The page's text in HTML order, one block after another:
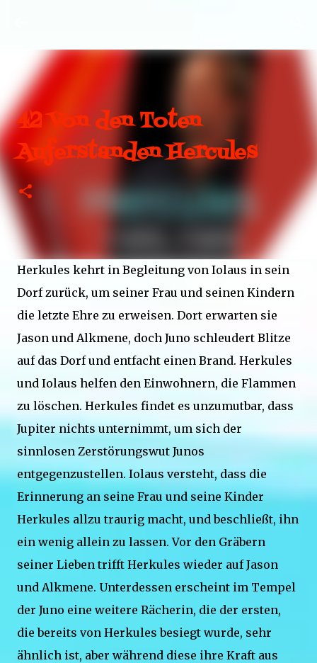
42 Von den Toten
Auferstanden Hercules
Herkules kehrt in Begleitung von Iolaus in sein
Dorf zurück, um seiner Frau und seinen Kindern
die letzte Ehre zu erweisen. Dort erwarten sie
Jason und Alkmene, doch Juno schleudert Blitze
auf das Dorf und entfacht einen Brand. Herkules
und Iolaus helfen den Einwohnern, die Flammen
zu löschen. Herkules findet es unzumutbar, dass
Jupiter nichts unternimmt, um sich der
sinnlosen Zerstörungswut Junos
entgegenzustellen. Iolaus versteht, dass die
Erinnerung an seine Frau und seine Kinder
Herkules allzu traurig macht, und beschließt, ihn
ein wenig allein zu lassen. Vor den Gräbern
seiner Lieben trifft Herkules wieder auf Jason
und Alkmene. Unterdessen erscheint im Tempel
der Juno eine weitere Rächerin, die der ersten,
die bereits von Herkules besiegt wurde, sehr
ähnlich ist, aber während diese ihre Kraft aus